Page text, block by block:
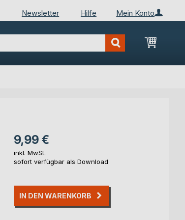
Mein Konto
Newsletter Hilfe
Mein
9,99 €
inkl. MwSt.
sofort verfügbar als Download
IN DEN WARENKORB